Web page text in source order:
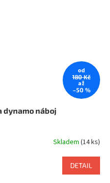
od
180 Kč
až
–50 %
dynamo náboj
Skladem (14 ks)
DETAIL